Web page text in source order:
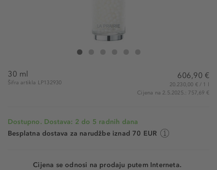
La Prairie White Caviar Pearl Infusion
30 ml
Šifra artikla LP132930
606,90 €
20.230,00 € / 1 l
Cijena na 2.5.2025.: 757,69 €
Dostupno. Dostava: 2 do 5 radnih dana
Besplatna dostava za narudžbe iznad 70 EUR
Cijena se odnosi na prodaju putem Interneta.